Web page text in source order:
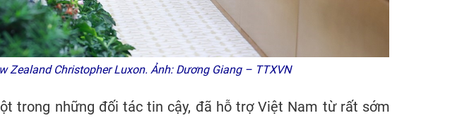
Christopher Luxon. Ảnh: Dương Giang – TTXVN
trong những đối tác tin cậy, đã hỗ trợ Việt Nam từ rất sớm